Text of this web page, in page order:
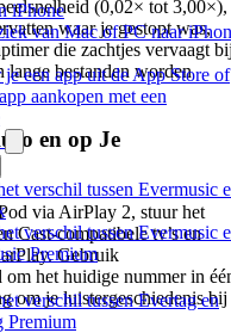
iPhone
van Mac of PC naar
je een app uit de App Store of
aankopen met een
verschil tussen Evermusic
verschil tussen Evermusic
Premium
verschil tussen Evertag en
Premium
(0,02× tot 3,00×),
waar je gestopt was,
die zachtjes vervaagt
bestanden worden
en op Je
via AirPlay 2, stuur het
Cast-compatibele tv’s en
Gebruik
het huidige nummer in
om je luistergeschiedenis bij